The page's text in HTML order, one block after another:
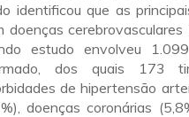
identificou que as
doenças
estudo envolveu
dos quais 173
de hipertensão
doenças coronárias